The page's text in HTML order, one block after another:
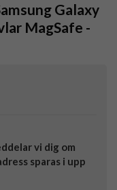
Galaxy
MagSafe -
vi dig om
sparas i upp